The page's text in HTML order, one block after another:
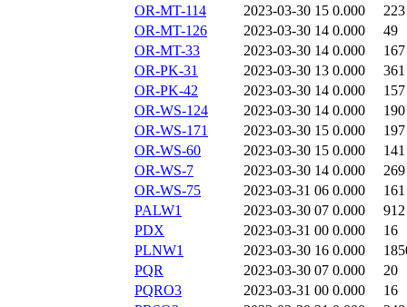
OR-MT-114
2023-03-30 15 0.000
223
OR-MT-126
2023-03-30 14 0.000
49
OR-MT-33
2023-03-30 14 0.000
167
OR-PK-31
2023-03-30 13 0.000
361
OR-PK-42
2023-03-30 14 0.000
157
OR-WS-124
2023-03-30 14 0.000
190
OR-WS-171
2023-03-30 15 0.000
197
OR-WS-60
2023-03-30 15 0.000
141
OR-WS-7
2023-03-30 14 0.000
269
OR-WS-75
2023-03-31 06 0.000
161
PALW1
2023-03-30 07 0.000
912
PDX
2023-03-31 00 0.000
16
PLNW1
2023-03-30 16 0.000
PQR
2023-03-30 07 0.000
20
PQRO3
2023-03-31 00 0.000
16